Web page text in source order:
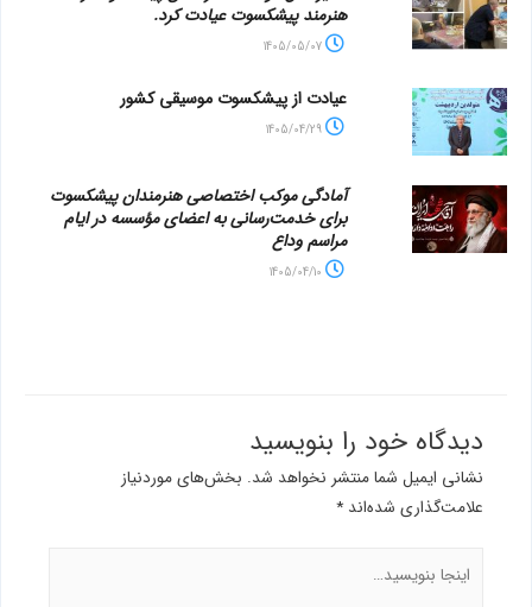
هنرمند پیشکسوت عیادت کرد.
عیادت از پیشکسوت موسیقی کشور
آمادگی موکب اختصاصی هنرمندان پیشکسوت
برای خدمت‌رسانی به اعضای مؤسسه در ایام
مراسم وداع
دیدگاه‌ خود را بنویسید
نشانی ایمیل شما منتشر نخواهد شد. بخش‌های موردنیاز
علامت‌گذاری شده‌اند *